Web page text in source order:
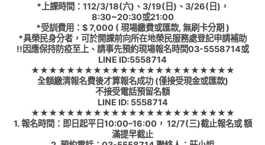
*上課時間：112/3/18(六)、3/19(日)、3/26(日)，
8:30~20:30或21:00
*受訓費用：$ 7,000 ( 現場繳費或匯款, 無刷卡分期 )
*具榮民身分者，可於開課前向所在地榮民服務處登記申請補助
!!因應保持防疫至上、請事先預約現場報名時間03-5558714或
LINE ID:5558714
★★★★★★★★★★★★★★★★★★★★★★★
全額繳清報名費後才算報名成功 (僅接受現金或匯款)
不接受電話預留名額
LINE ID: 5558714
★★★★★★★★★★★★★★★★★★★★★★★
1. 報名時間：即日起平日10:00–16:00， 12/7(三)截止報名或 額
滿提早截止